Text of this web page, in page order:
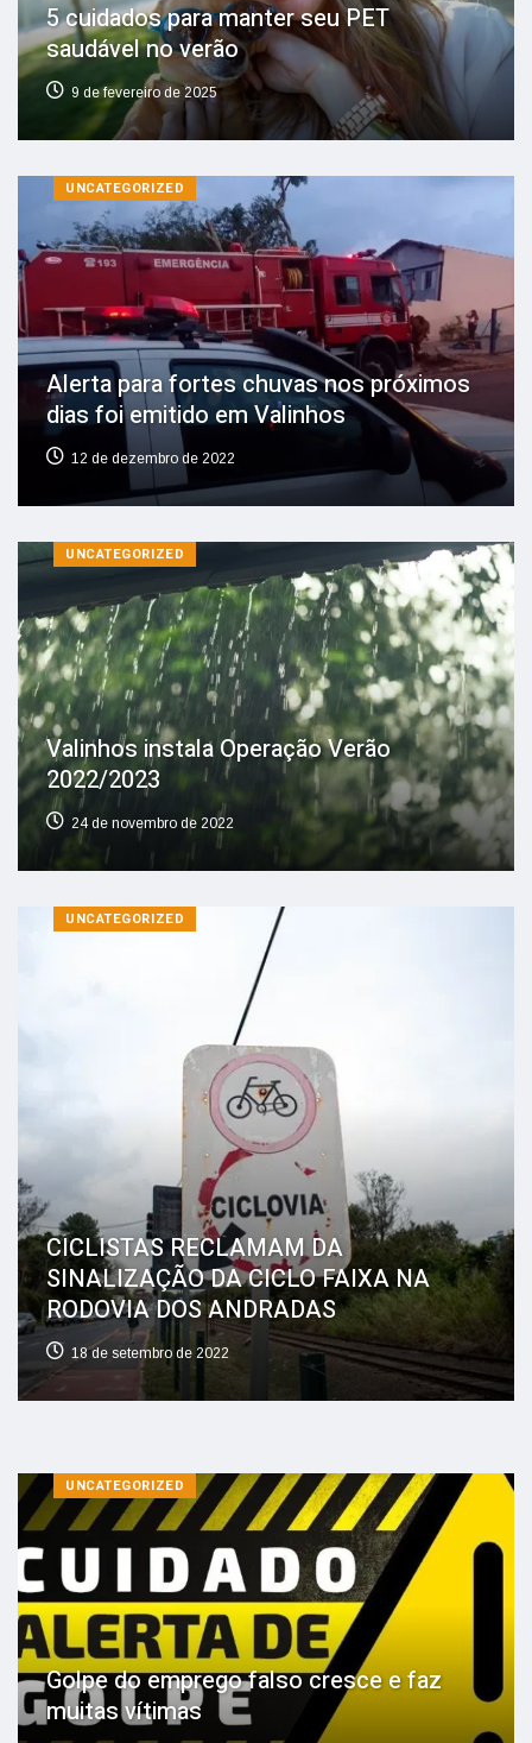
5 cuidados para manter seu PET
saudável no verão
9 de fevereiro de 2025
UNCATEGORIZED
Alerta para fortes chuvas nos próximos
dias foi emitido em Valinhos
12 de dezembro de 2022
UNCATEGORIZED
Valinhos instala Operação Verão
2022/2023
24 de novembro de 2022
UNCATEGORIZED
CICLISTAS RECLAMAM DA
SINALIZAÇÃO DA CICLO FAIXA NA
RODOVIA DOS ANDRADAS
18 de setembro de 2022
UNCATEGORIZED
Golpe do emprego falso cresce e faz
muitas vítimas